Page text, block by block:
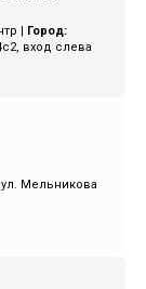
| Город:
вход слева
Мельникова